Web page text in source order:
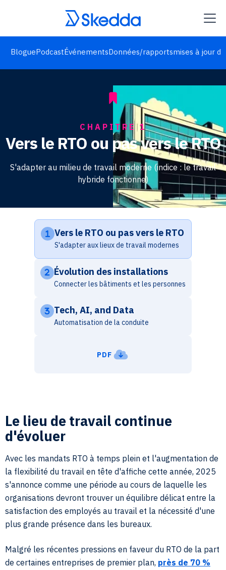
BloguePodcastÉvénementsDonnées/rapportsmises à jour
CHAPITRE 1
Vers le RTO ou pas vers le RTO
S'adapter au milieu de travail moderne (indice : le travail
hybride fonctionne)
Vers le RTO ou pas vers le RTO
S'adapter aux lieux de travail modernes
Évolution des installations
Connecter les bâtiments et les personnes
Tech, AI, and Data
Automatisation de la conduite
PDF
Le lieu de travail continue
d'évoluer
Avec les mandats RTO à temps plein et l'augmentation de
la flexibilité du travail en tête d'affiche cette année, 2025
s'annonce comme une période au cours de laquelle les
organisations devront trouver un équilibre délicat entre la
satisfaction des employés au travail et la nécessité d'une
plus grande présence dans les bureaux.
Malgré les récentes pressions en faveur du RTO de la part
de certaines entreprises de premier plan, près de 70 %